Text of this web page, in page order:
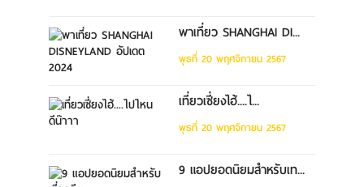
พาเที่ยว SHANGHAI DI...
พุธที่ 20 พฤศจิกายน 2567
เที่ยวเซี่ยงไฮ้....ไ...
พุธที่ 20 พฤศจิกายน 2567
9 แอปยอดนิยมสำหรับเท...